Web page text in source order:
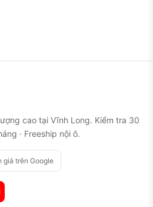
cao tại Vĩnh Long. Kiểm tra 30
· Freeship nội ô.
giá trên Google